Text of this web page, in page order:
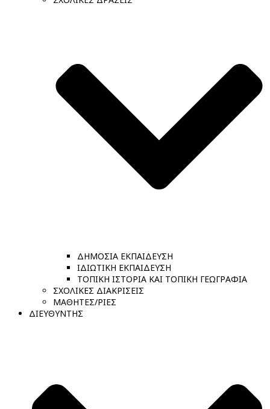
ΔΗΜΟΣΙΑ ΕΚΠΑΙΔΕΥΣΗ
ΙΔΙΩΤΙΚΗ ΕΚΠΑΙΔΕΥΣΗ
ΤΟΠΙΚΗ ΙΣΤΟΡΙΑ ΚΑΙ ΤΟΠΙΚΗ ΓΕΩΓΡΑΦΙΑ
ΣΧΟΛΙΚΕΣ ΔΙΑΚΡΙΣΕΙΣ
ΜΑΘΗΤΕΣ/ΡΙΕΣ
ΔΙΕΥΘΥΝΤΗΣ